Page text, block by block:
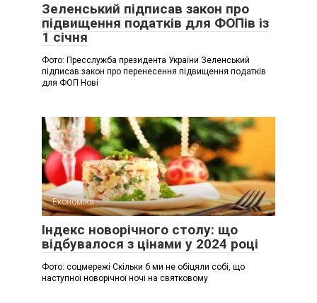
Зеленський підписав закон про
підвищення податків для ФОПів із
1 січня
Фото: Пресслужба президента України Зеленський
підписав закон про перенесення підвищення податків
для ФОП Нові
Економіка
Індекс новорічного столу: що
відбувалося з цінами у 2024 році
Фото: соцмережі Скільки б ми не обіцяли собі, що
наступної новорічної ночі на святковому